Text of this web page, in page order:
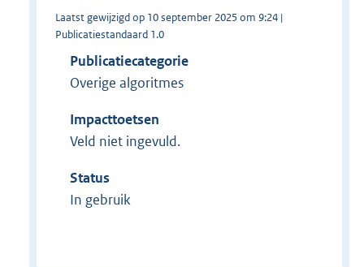
Laatst gewijzigd op 10 september 2025 om 9:24 |
Publicatiestandaard 1.0
Publicatiecategorie
Overige algoritmes
Impacttoetsen
Veld niet ingevuld.
Status
In gebruik